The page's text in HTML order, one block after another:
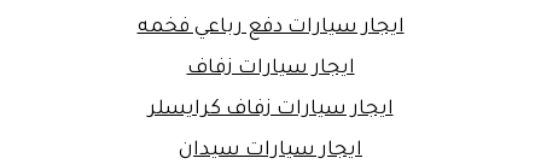
ايجار سيارات دفع رباعي فخمه
ايجار سيارات زفاف
ايجار سيارات زفاف كرايسلر
ايجار سيارات سيدان